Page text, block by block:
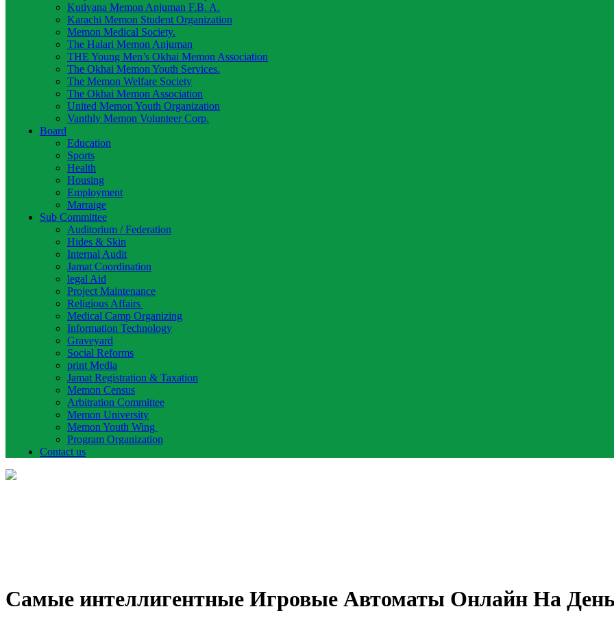
Kutiyana Memon Anjuman F.B. A.
Karachi Memon Student Organization
Memon Medical Society.
The Halari Memon Anjuman
THE Young Men’s Okhai Memon Association
The Okhai Memon Youth Services.
The Memon Welfare Society
The Okhai Memon Association
United Memon Youth Organization
Vanthly Memon Volunteer Corp.
Board
Education
Sports
Health
Housing
Employment
Marraige
Sub Committee
Auditorium / Federation
Hides & Skin
Internal Audit
Jamat Coordination
legal Aid
Project Maintenance
Religious Affairs
Medical Camp Organizing
Information Technology
Graveyard
Social Reforms
print Media
Jamat Registration & Taxation
Memon Census
Arbitration Committee
Memon University
Memon Youth Wing
Program Organization
Contact us
Самые интеллигентные Игровые Автоматы Онлайн На